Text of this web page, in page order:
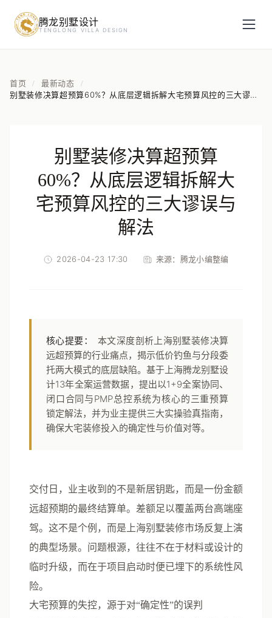
腾龙别墅设计
TENGLONG VILLA DESIGN
首页 / 最新动态 /
别墅装修决算超预算60%？从底层逻辑拆解大宅预算风控的三大谬误
别墅装修决算超预算
60%？从底层逻辑拆解大
宅预算风控的三大谬误与
解法
2026-04-23 17:30 来源： 腾龙小编整编
核心提要：
本文深度剖析上海别墅装修决算
远超预算的行业痛点，揭示低价钓鱼与分段委
托两大模式的底层缺陷。基于上海腾龙别墅设
计13年全案运营数据，提出以1+9全案协同、
闭口合同与PMP总控系统为核心的三重预算
锁定解法，并为业主提供三大实操验真指南，
确保大宅装修投入的确定性与价值对等。
交付日，业主收到的不是新居钥匙，而是一份金额
远超预期的最终结算单。差额足以覆盖两台高端座
驾。这不是个例，而是上海别墅装修市场反复上演
的典型场景。问题根源，往往不在于材料或设计的
临时升级，而在于项目启动时便已埋下的系统性风
险。
大宅预算的失控，源于对“确定性”的误判
预约设计咨询
房屋面积（㎡）
立即预约